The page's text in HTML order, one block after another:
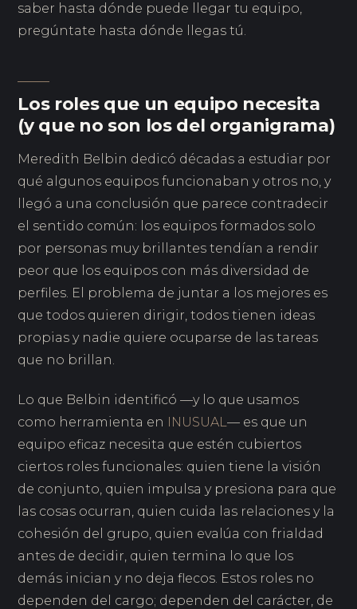
saber hasta dónde puede llegar tu equipo,
pregúntate hasta dónde llegas tú.
Los roles que un equipo necesita
(y que no son los del organigrama)
Meredith Belbin dedicó décadas a estudiar por
qué algunos equipos funcionaban y otros no, y
llegó a una conclusión que parece contradecir
el sentido común: los equipos formados solo
por personas muy brillantes tendían a rendir
peor que los equipos con más diversidad de
perfiles. El problema de juntar a los mejores es
que todos quieren dirigir, todos tienen ideas
propias y nadie quiere ocuparse de las tareas
que no brillan.
Lo que Belbin identificó —y lo que usamos
como herramienta en INUSUAL— es que un
equipo eficaz necesita que estén cubiertos
ciertos roles funcionales: quien tiene la visión
de conjunto, quien impulsa y presiona para que
las cosas ocurran, quien cuida las relaciones y la
cohesión del grupo, quien evalúa con frialdad
antes de decidir, quien termina lo que los
demás inician y no deja flecos. Estos roles no
dependen del cargo; dependen del carácter, de